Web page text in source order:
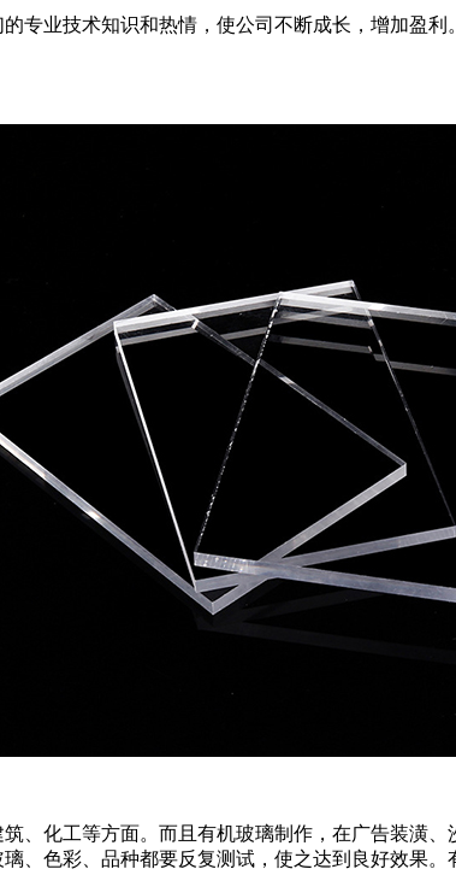
专业技术知识和热情，使公司不断成长，增加盈
、化工等方面。而且有机玻璃制作，在广告装潢
、色彩、品种都要反复测试，使之达到良好效果